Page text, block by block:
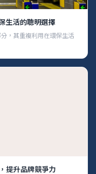
生活的聰明選擇
，其重複利用在環保生活
提升品牌競爭力